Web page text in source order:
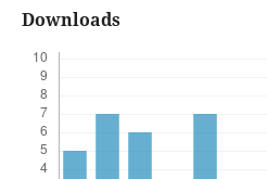
Downloads